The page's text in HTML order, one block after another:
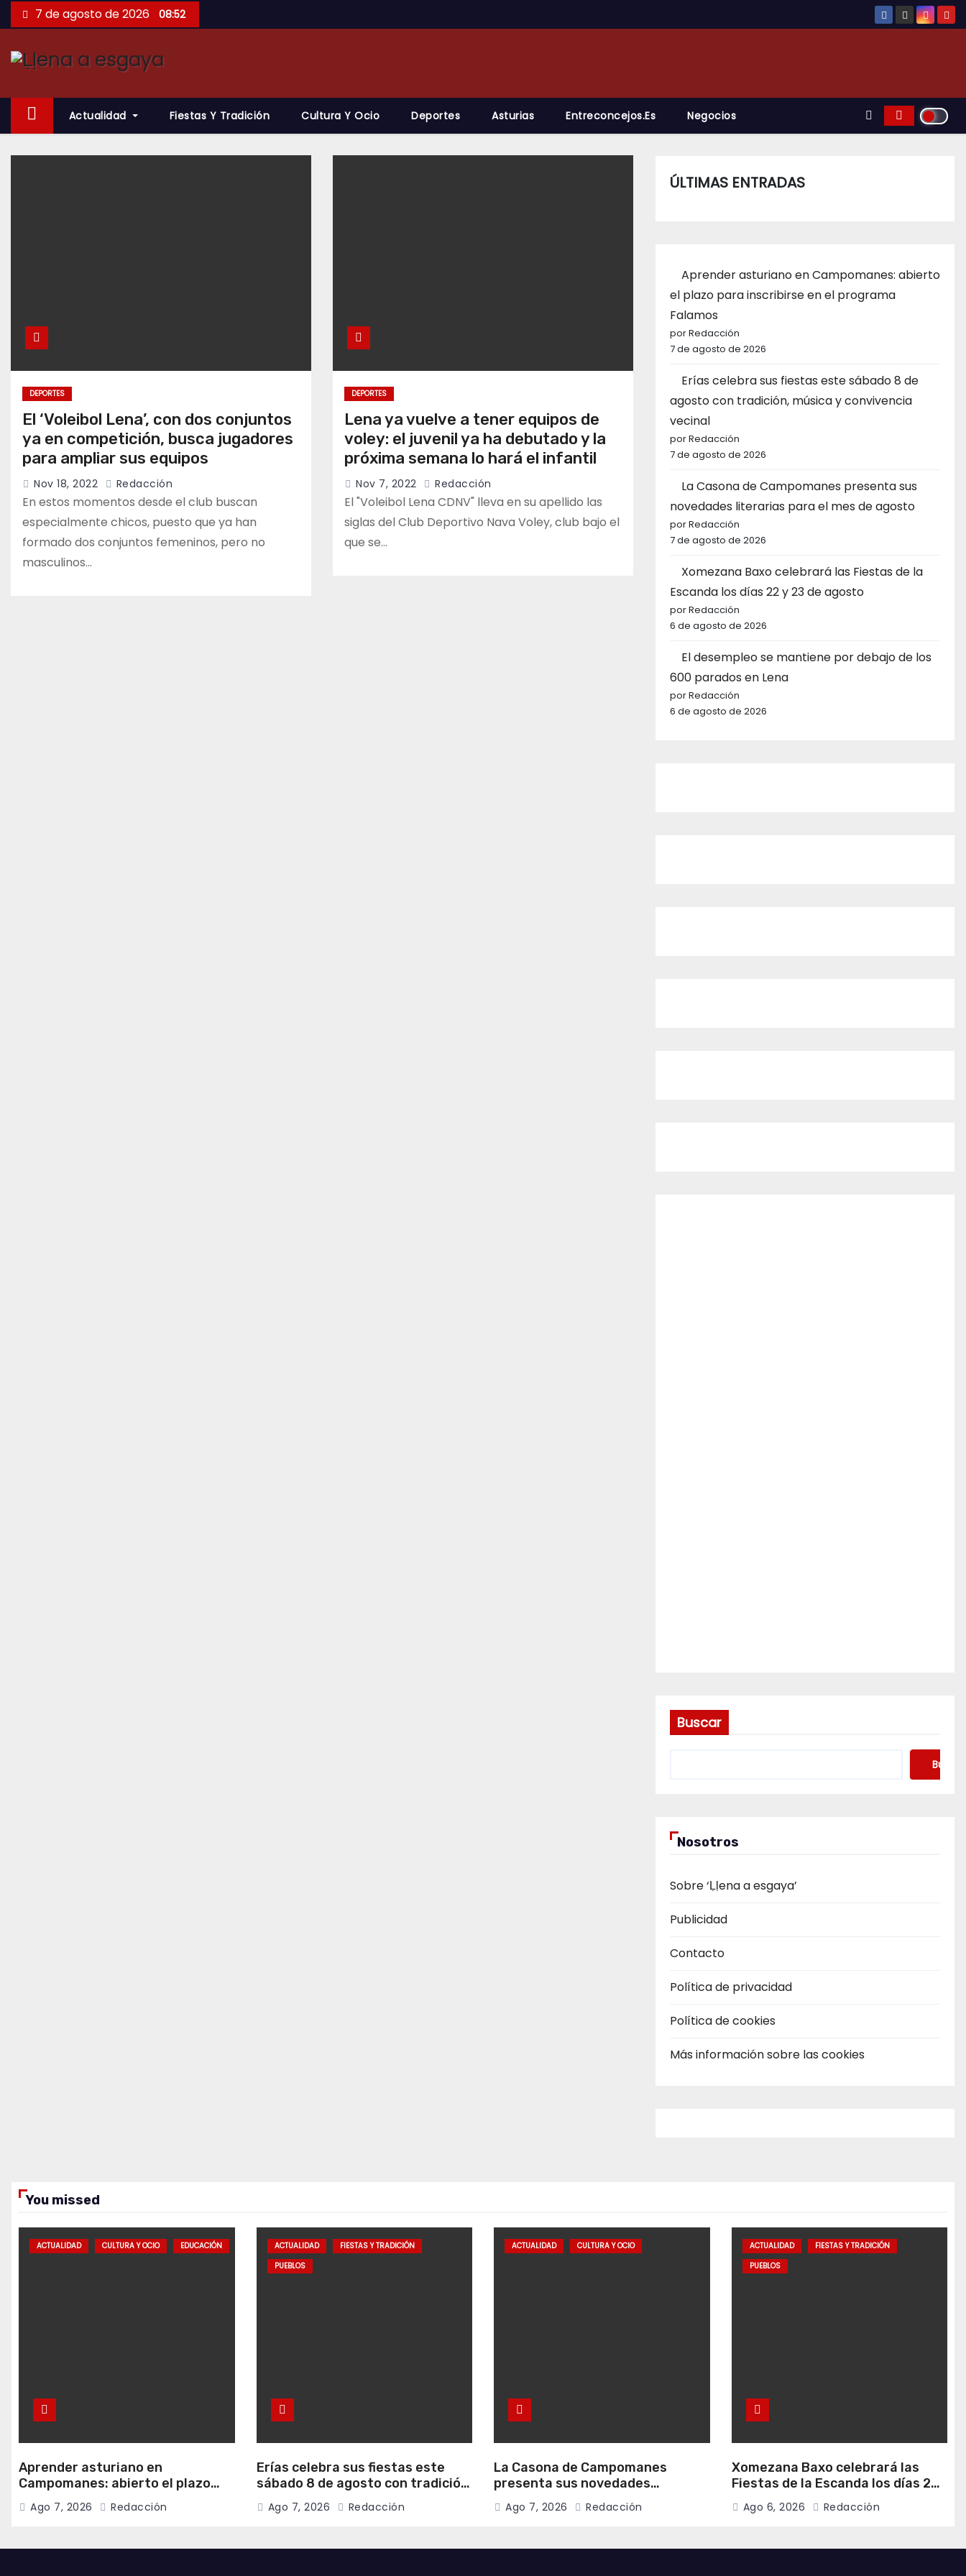
Saltar
al
contenido
7 de agosto de 2026 08:52
Actualidad Fiestas Y Tradición Cultura Y Ocio Deportes Asturias Entreconcejos.es Negocios
DEPORTES
El ‘Voleibol Lena’, con dos conjuntos
ya en competición, busca jugadores
para ampliar sus equipos
Nov 18, 2022 Redacción
En estos momentos desde el club buscan
especialmente chicos, puesto que ya han
formado dos conjuntos femeninos, pero no
masculinos…
DEPORTES
Lena ya vuelve a tener equipos de
voley: el juvenil ya ha debutado y la
próxima semana lo hará el infantil
Nov 7, 2022 Redacción
El "Voleibol Lena CDNV" lleva en su apellido las
siglas del Club Deportivo Nava Voley, club bajo el
que se…
ÚLTIMAS ENTRADAS
Aprender asturiano en Campomanes: abierto
el plazo para inscribirse en el programa
Falamos
por Redacción
7 de agosto de 2026
Erías celebra sus fiestas este sábado 8 de
agosto con tradición, música y convivencia
vecinal
por Redacción
7 de agosto de 2026
La Casona de Campomanes presenta sus
novedades literarias para el mes de agosto
por Redacción
7 de agosto de 2026
Xomezana Baxo celebrará las Fiestas de la
Escanda los días 22 y 23 de agosto
por Redacción
6 de agosto de 2026
El desempleo se mantiene por debajo de los
600 parados en Lena
por Redacción
6 de agosto de 2026
Buscar
Buscar
Nosotros
Sobre ‘Ḷḷena a esgaya’
Publicidad
Contacto
Política de privacidad
Política de cookies
Más información sobre las cookies
You missed
ACTUALIDAD CULTURA Y OCIO EDUCACIÓN
Aprender asturiano en
Campomanes: abierto el plazo
para inscribirse en el programa
Falamos
Ago 7, 2026 Redacción
ACTUALIDAD
FIESTAS Y TRADICIÓN
PUEBLOS
Erías celebra sus fiestas este
sábado 8 de agosto con tradición,
música y convivencia vecinal
Ago 7, 2026 Redacción
ACTUALIDAD CULTURA Y OCIO
La Casona de Campomanes
presenta sus novedades
literarias para el mes de agosto
Ago 7, 2026 Redacción
ACTUALIDAD
FIESTAS Y TRADICIÓN
PUEBLOS
Xomezana Baxo celebrará las
Fiestas de la Escanda los días 22
y 23 de agosto
Ago 6, 2026 Redacción